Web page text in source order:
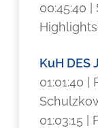
00:45:40
Highlights
KuH DES
01:01:40 |
01:03:15 |